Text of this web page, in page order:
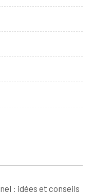
: idées et conseils